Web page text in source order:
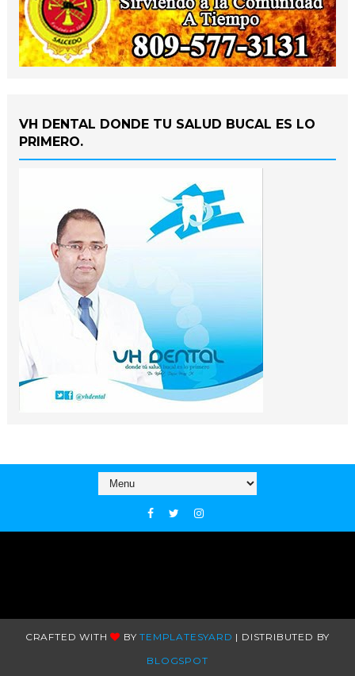
VH DENTAL DONDE TU SALUD BUCAL ES LO
PRIMERO.
CRAFTED WITH BYTEMPLATESYARD | DISTRIBUTED BY
BLOGSPOT